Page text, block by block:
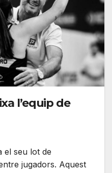
l’equip de
el seu lot de
jugadors. Aquest